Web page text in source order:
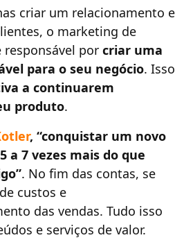
criar um relacionamento e
o marketing de
responsável porcriar uma
para o seu negócio. Isso
a continuarem
produto.
, “conquistar um novo
a 7 vezes mais do que
. No fim das contas, se
custos e
das vendas. Tudo isso
e serviços de valor.